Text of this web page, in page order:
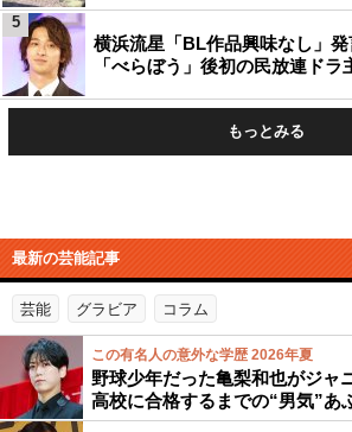
横浜流星「BL作品興味なし」
「べらぼう」後初の民放連ドラ
5
もっとみる
最新の芸能記事
芸能 グラビア コラム
この有名人の意外な学歴 2026年夏
野球少年だった亀梨和也がジャ
高校に合格するまでの“男気”あ